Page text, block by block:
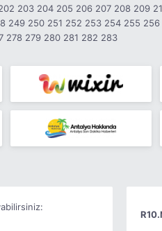
203 204 205 206 207 208 209
249 250 251 252 253 254 255 256
278 279 280 281 282 283